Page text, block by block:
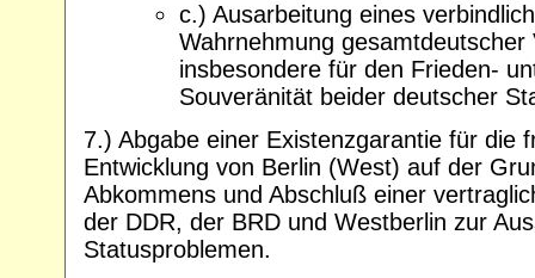
c.) Ausarbeitung eines
Wahrnehmung gesamtdeutscher
insbesondere für den Frieden-
Souveränität beider deutscher
7.) Abgabe einer Existenzgarantie für die
Entwicklung von Berlin (West) auf der
Abkommens und Abschluß einer
der DDR, der BRD und Westberlin zur
Statusproblemen.